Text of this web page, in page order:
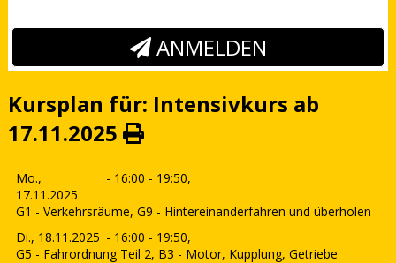
ANMELDEN
Kursplan für: Intensivkurs ab
17.11.2025
Mo.,
17.11.2025
- 16:00 - 19:50,
G1 - Verkehrsräume, G9 - Hintereinanderfahren und überholen
Di., 18.11.2025 - 16:00 - 19:50,
G5 - Fahrordnung Teil 2, B3 - Motor, Kupplung, Getriebe